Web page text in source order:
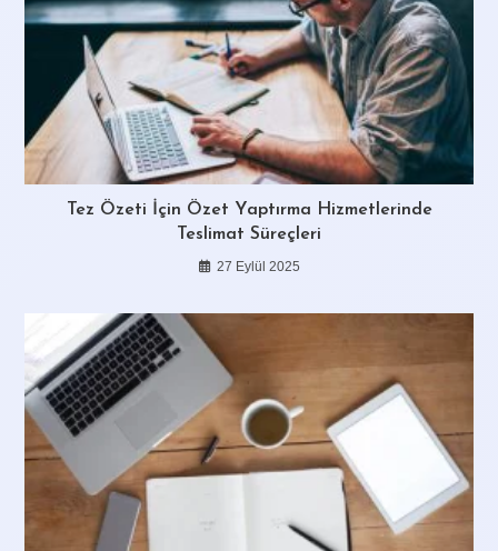
Tez Özeti İçin Özet Yaptırma Hizmetlerinde
Teslimat Süreçleri
27 Eylül 2025